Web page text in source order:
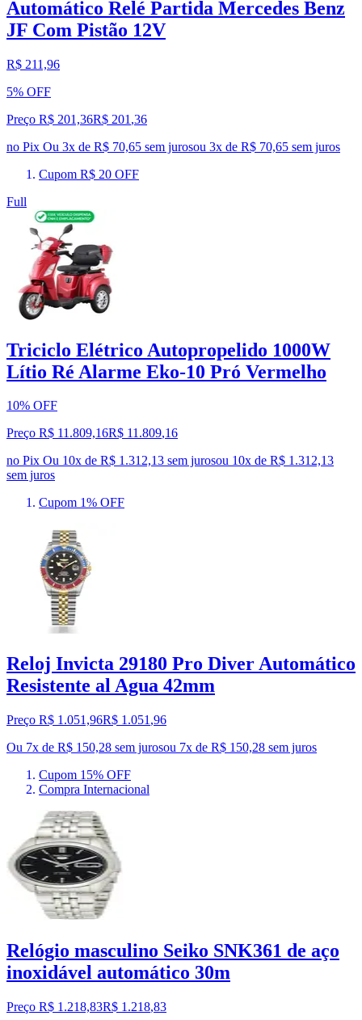
Automático Relé Partida Mercedes Benz
JF Com Pistão 12V
R$ 211,96
5% OFF
Preço R$ 201,36R$ 201 ,36
no Pix Ou 3x de R$ 70,65 sem jurosou 3x de R$ 70,65 sem juros
Cupom R$ 20 OFF
Full
Triciclo Elétrico Autopropelido 1000W
Lítio Ré Alarme Eko-10 Pró Vermelho
10% OFF
Preço R$ 11.809,16R$ 11.809,16
no Pix Ou 10x de R$ 1.312,13 sem jurosou 10x de R$ 1.312,13
sem juros
Cupom 1% OFF
Reloj Invicta 29180 Pro Diver Automático
Resistente al Agua 42mm
Preço R$ 1.051,96R$ 1.051 ,96
Ou 7x de R$ 150,28 sem jurosou 7x de R$ 150,28 sem juros
Cupom 15% OFF
Compra Internacional
Relógio masculino Seiko SNK361 de aço
inoxidável automático 30m
Preço R$ 1.218,83R$ 1.218,83